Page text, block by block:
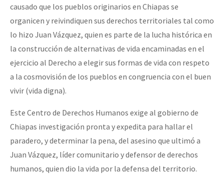
causado que los pueblos originarios en Chiapas se
organicen y reivindiquen sus derechos territoriales tal como
lo hizo Juan Vázquez, quien es parte de la lucha histórica en
la construcción de alternativas de vida encaminadas en el
ejercicio al Derecho a elegir sus formas de vida con respeto
a la cosmovisión de los pueblos en congruencia con el buen
vivir (vida digna).
Este Centro de Derechos Humanos exige al gobierno de
Chiapas investigación pronta y expedita para hallar el
paradero, y determinar la pena, del asesino que ultimó a
Juan Vázquez, líder comunitario y defensor de derechos
humanos, quien dio la vida por la defensa del territorio.